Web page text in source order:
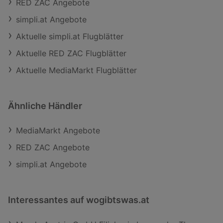
RED ZAC Angebote
simpli.at Angebote
Aktuelle simpli.at Flugblätter
Aktuelle RED ZAC Flugblätter
Aktuelle MediaMarkt Flugblätter
Ähnliche Händler
MediaMarkt Angebote
RED ZAC Angebote
simpli.at Angebote
Interessantes auf wogibtswas.at